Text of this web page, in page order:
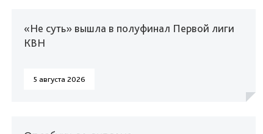
«Не суть» вышла в полуфинал Первой лиги
КВН
5 августа 2026